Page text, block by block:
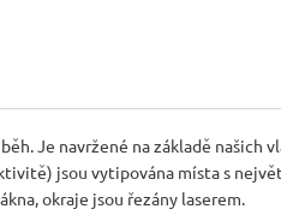
Je navržené na základě
jsou vytipována místa s
okraje jsou řezány laserem.